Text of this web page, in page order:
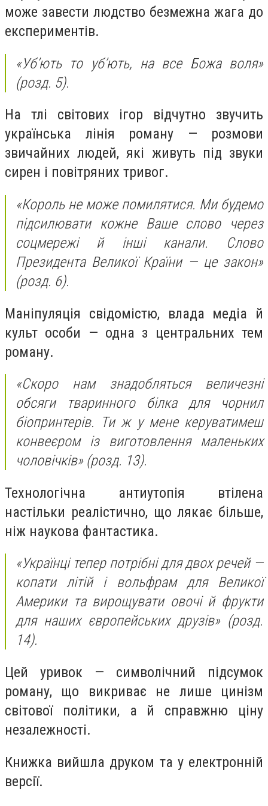
може завести людство безмежна жага до
експериментів.
«Уб’ють то уб’ють, на все Божа воля»
(розд. 5).
На тлі світових ігор відчутно звучить
українська лінія роману — розмови
звичайних людей, які живуть під звуки
сирен і повітряних тривог.
«Король не може помилятися. Ми будемо
підсилювати кожне Ваше слово через
соцмережі й інші канали. Слово
Президента Великої Країни — це закон»
(розд. 6).
Маніпуляція свідомістю, влада медіа й
культ особи — одна з центральних тем
роману.
«Скоро нам знадобляться величезні
обсяги тваринного білка для чорнил
біопринтерів. Ти ж у мене керуватимеш
конвеєром із виготовлення маленьких
чоловічків» (розд. 13).
Технологічна антиутопія втілена
настільки реалістично, що лякає більше,
ніж наукова фантастика.
«Українці тепер потрібні для двох речей —
копати літій і вольфрам для Великої
Америки та вирощувати овочі й фрукти
для наших європейських друзів» (розд.
14).
Цей уривок — символічний підсумок
роману, що викриває не лише цинізм
світової політики, а й справжню ціну
незалежності.
Книжка вийшла друком та у електронній
версії.